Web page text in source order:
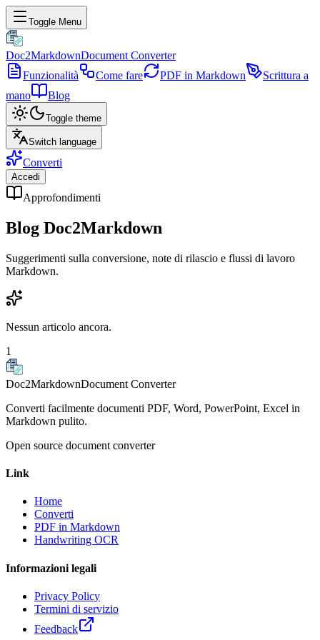
Toggle Menu
Doc2MarkdownDocument Converter
Funzionalità
Come fare PDF in Markdown
Scrittura a
mano
Blog
Toggle theme
Switch language
Converti
Accedi
Approfondimenti
Blog Doc2Markdown
Suggerimenti sulla conversione, note di rilascio e flussi di lavoro
Markdown.
Nessun articolo ancora.
1
Doc2MarkdownDocument Converter
Converti facilmente documenti PDF, Word, PowerPoint, Excel in
Markdown pulito.
Open source document converter
Link
Home
Converti
PDF in Markdown
Handwriting OCR
Informazioni legali
Privacy Policy
Termini di servizio
Feedback